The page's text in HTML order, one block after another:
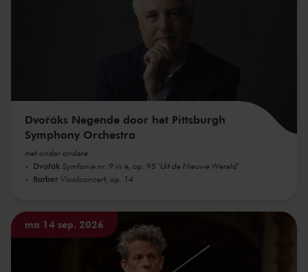
Dvořáks Negende door het Pittsburgh
Symphony Orchestra
met onder andere
Dvořák Symfonie nr. 9 in e, op. 95 'Uit de Nieuwe Wereld'
Barber Vioolconcert, op. 14
ma 14 sep. 2026